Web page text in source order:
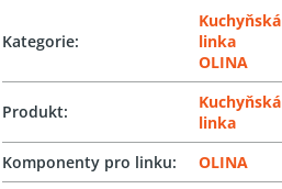
Kategorie:
Kuchyňská
linka
OLINA
Produkt:
Kuchyňská
linka
Komponenty pro linku:
OLINA